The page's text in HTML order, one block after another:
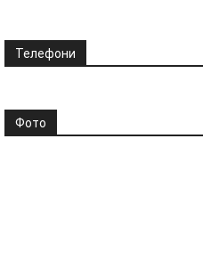
Телефони
Фото